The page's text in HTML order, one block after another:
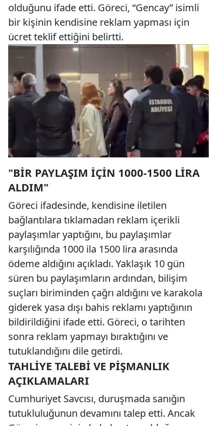
olduğunu ifade etti. Göreci, “Gencay” isimli
bir kişinin kendisine reklam yapması için
ücret teklif ettiğini belirtti.
"BIR PAYLAŞIM İÇIN 1000-1500 LIRA
ALDIM"
Göreci ifadesinde, kendisine iletilen
bağlantılara tıklamadan reklam içerikli
paylaşımlar yaptığını, bu paylaşımlar
karşılığında 1000 ila 1500 lira arasında
ödeme aldığını açıkladı. Yaklaşık 10 gün
süren bu paylaşımların ardından, bilişim
suçları biriminden çağrı aldığını ve karakola
giderek yasa dışı bahis reklamı yaptığının
bildirildiğini ifade etti. Göreci, o tarihten
sonra reklam yapmayı bıraktığını ve
tutuklandığını dile getirdi.
TAHLIYE TALEBI VE PIŞMANLIK
AÇIKLAMALARI
Cumhuriyet Savcısı, duruşmada sanığın
tutukluluğunun devamını talep etti. Ancak